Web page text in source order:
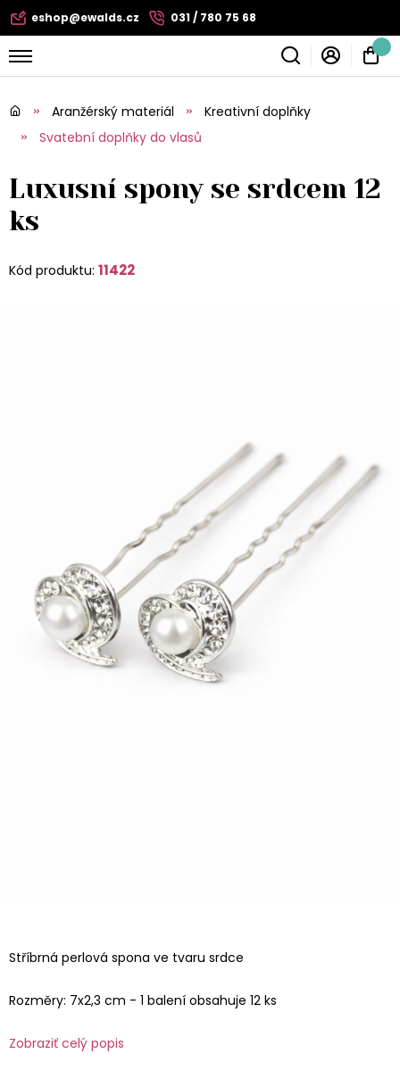
eshop@ewalds.cz 031 / 780 75 68
Aranžérský materiál
Kreativní doplňky
Svatební doplňky do vlasů
Luxusní spony se srdcem 12
ks
Kód produktu: 11422
Stříbrná perlová spona ve tvaru srdce
Rozměry: 7x2,3 cm - 1 balení obsahuje 12 ks
Zobraziť celý popis